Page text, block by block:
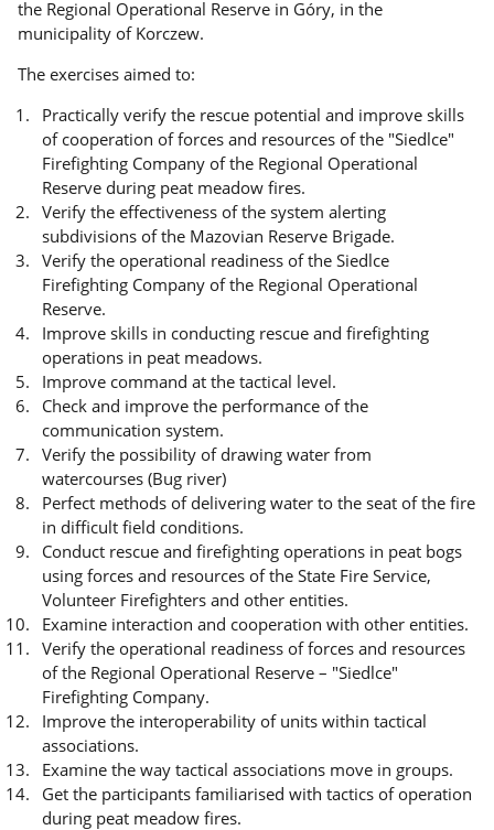
the Regional Operational Reserve in Góry, in the
municipality of Korczew.
The exercises aimed to:
Practically verify the rescue potential and improve skills
of cooperation of forces and resources of the "Siedlce"
Firefighting Company of the Regional Operational
Reserve during peat meadow fires.
Verify the effectiveness of the system alerting
subdivisions of the Mazovian Reserve Brigade.
Verify the operational readiness of the Siedlce
Firefighting Company of the Regional Operational
Reserve.
Improve skills in conducting rescue and firefighting
operations in peat meadows.
Improve command at the tactical level.
Check and improve the performance of the
communication system.
Verify the possibility of drawing water from
watercourses (Bug river)
Perfect methods of delivering water to the seat of the fire
in difficult field conditions.
Conduct rescue and firefighting operations in peat bogs
using forces and resources of the State Fire Service,
Volunteer Firefighters and other entities.
Examine interaction and cooperation with other entities.
Verify the operational readiness of forces and resources
of the Regional Operational Reserve – "Siedlce"
Firefighting Company.
Improve the interoperability of units within tactical
associations.
Examine the way tactical associations move in groups.
Get the participants familiarised with tactics of operation
during peat meadow fires.